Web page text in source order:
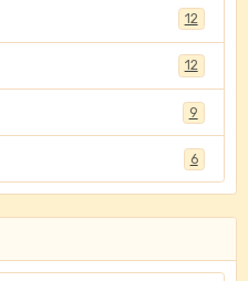
12
12
9
6